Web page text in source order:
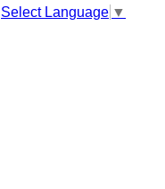
Select Language ▼